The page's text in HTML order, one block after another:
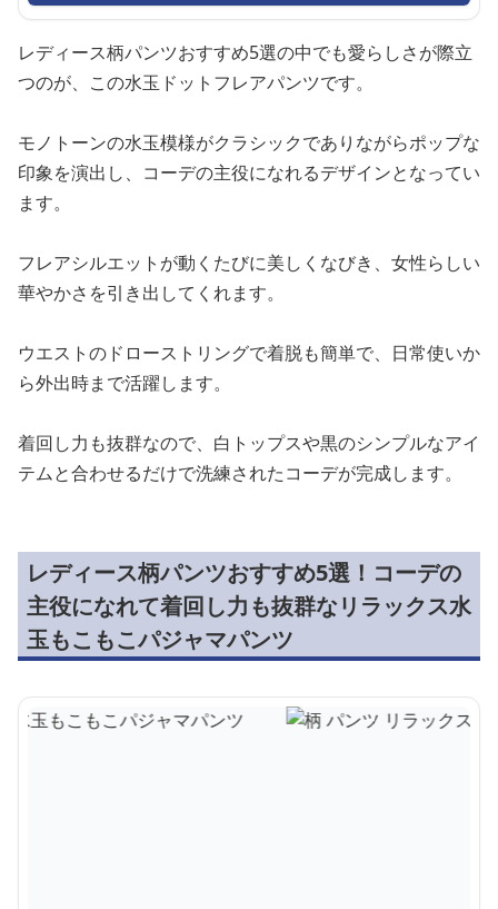
レディース柄パンツおすすめ5選の中でも愛らしさが際立
つのが、この水玉ドットフレアパンツです。
モノトーンの水玉模様がクラシックでありながらポップな
印象を演出し、コーデの主役になれるデザインとなってい
ます。
フレアシルエットが動くたびに美しくなびき、女性らしい
華やかさを引き出してくれます。
ウエストのドローストリングで着脱も簡単で、日常使いか
ら外出時まで活躍します。
着回し力も抜群なので、白トップスや黒のシンプルなアイ
テムと合わせるだけで洗練されたコーデが完成します。
レディース柄パンツおすすめ5選！コーデの
主役になれて着回し力も抜群なリラックス水
玉もこもこパジャマパンツ